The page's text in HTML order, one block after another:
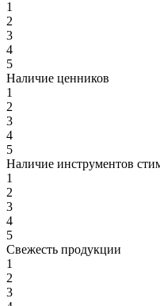
1
2
3
4
5
Наличие ценников
1
2
3
4
5
Наличие инструментов
1
2
3
4
5
Свежесть продукции
1
2
3